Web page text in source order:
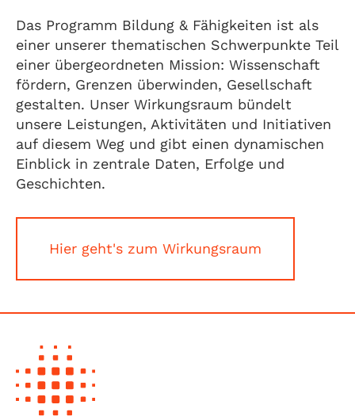
Das Programm Bildung & Fähigkeiten ist als
einer unserer thematischen Schwerpunkte Teil
einer übergeordneten Mission: Wissenschaft
fördern, Grenzen überwinden, Gesellschaft
gestalten. Unser Wirkungsraum bündelt
unsere Leistungen, Aktivitäten und Initiativen
auf diesem Weg und gibt einen dynamischen
Einblick in zentrale Daten, Erfolge und
Geschichten.
Hier geht's zum Wirkungsraum